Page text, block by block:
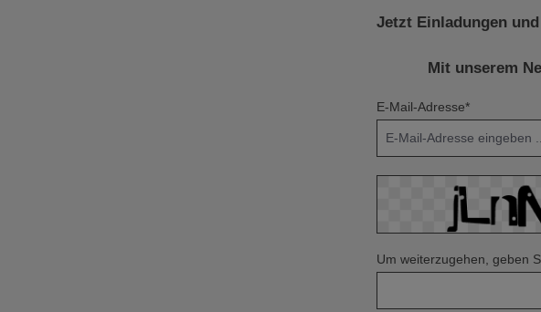
Jetzt Einladungen
Mit unserem
E-Mail-Adresse*
Um weiterzugehen, geben